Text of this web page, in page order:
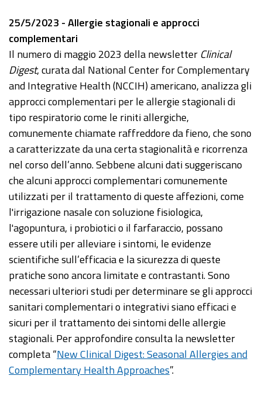
25/5/2023 - Allergie stagionali e approcci
complementari
Il numero di maggio 2023 della newsletter Clinical
Digest, curata dal National Center for Complementary
and Integrative Health (NCCIH) americano, analizza gli
approcci complementari per le allergie stagionali di
tipo respiratorio come le riniti allergiche,
comunemente chiamate raffreddore da fieno, che sono
a caratterizzate da una certa stagionalità e ricorrenza
nel corso dell’anno. Sebbene alcuni dati suggeriscano
che alcuni approcci complementari comunemente
utilizzati per il trattamento di queste affezioni, come
l'irrigazione nasale con soluzione fisiologica,
l'agopuntura, i probiotici o il farfaraccio, possano
essere utili per alleviare i sintomi, le evidenze
scientifiche sull’efficacia e la sicurezza di queste
pratiche sono ancora limitate e contrastanti. Sono
necessari ulteriori studi per determinare se gli approcci
sanitari complementari o integrativi siano efficaci e
sicuri per il trattamento dei sintomi delle allergie
stagionali. Per approfondire consulta la newsletter
completa “New Clinical Digest: Seasonal Allergies and
Complementary Health Approaches”.